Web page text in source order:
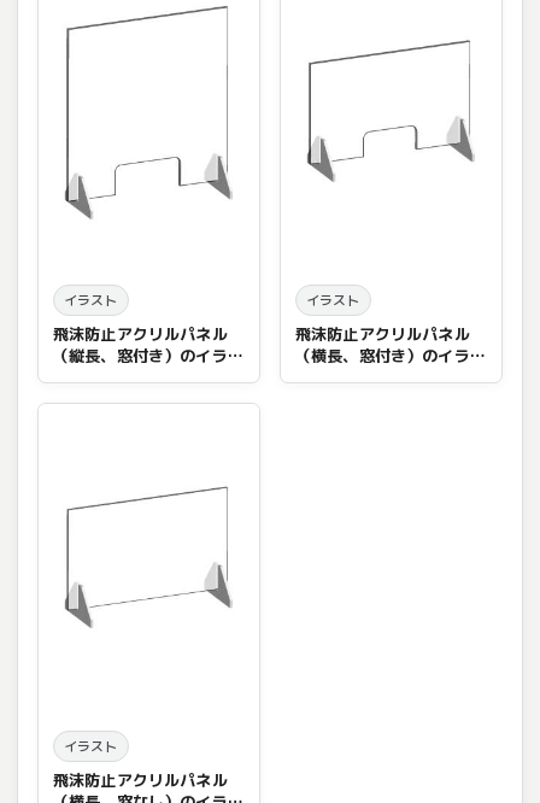
イラスト
飛沫防止アクリルパネル
（縦長、窓付き）のイラス
ト
イラスト
飛沫防止アクリルパネル
（横長、窓付き）のイラス
ト
イラスト
飛沫防止アクリルパネル